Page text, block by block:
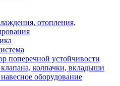
отопления,
поперечной устойчивости
колпачки, вкладыши
оборудование